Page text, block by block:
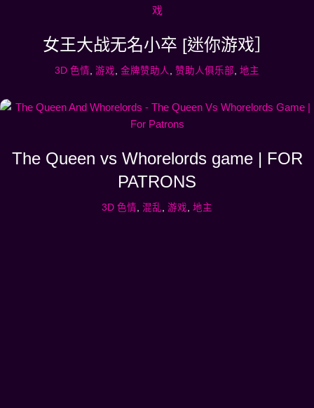
女王大战无名小卒 [迷你游戏］
3D 色情, 游戏, 金牌赞助人, 赞助人俱乐部, 地主
The Queen vs Whorelords game | FOR
PATRONS
3D 色情, 混乱, 游戏, 地主